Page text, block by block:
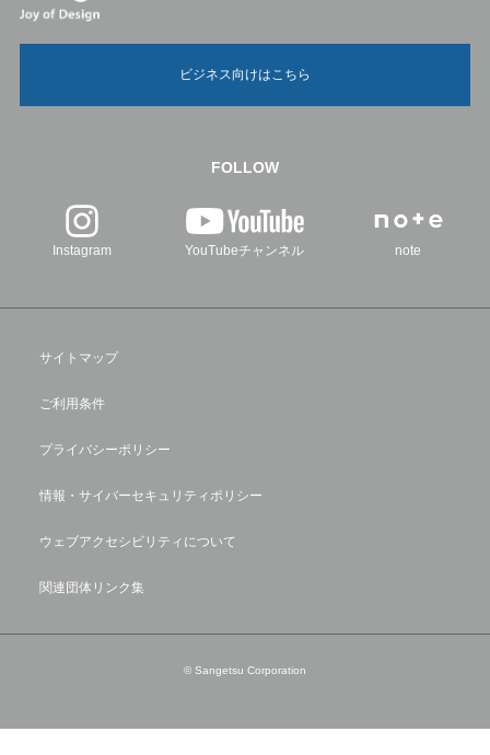
ビジネス向けはこちら
FOLLOW
Instagram YouTubeチャンネル note
サイトマップ
ご利用条件
プライバシーポリシー
情報・サイバーセキュリティポリシー
ウェブアクセシビリティについて
関連団体リンク集
© Sangetsu Corporation